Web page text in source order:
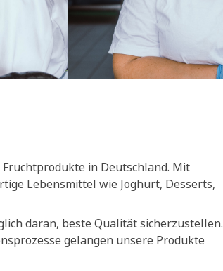
in Deutschland. Mit
Lebensmittel wie Joghurt, Desserts,
daran, beste Qualität sicherzustellen.
gelangen unsere Produkte